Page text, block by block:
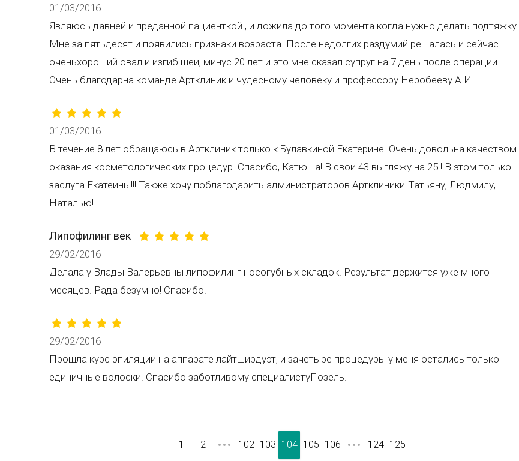
01/03/2016
Являюсь давней и преданной пациенткой , и дожила до того момента когда нужно делать подтяжку.
Мне за пятьдесят и появились признаки возраста. После недолгих раздумий решалась и сейчас
оченьхороший овал и изгиб шеи, минус 20 лет и это мне сказал супруг на 7 день после операции.
Очень благодарна команде Артклиник и чудесному человеку и профессору Неробееву А И.
01/03/2016
В течение 8 лет обращаюсь в Артклиник только к Булавкиной Екатерине. Очень довольна качеством
оказания косметологических процедур. Спасибо, Катюша! В свои 43 выгляжу на 25 ! В этом только
заслуга Екатеины!!! Также хочу поблагодарить администраторов Артклиники-Татьяну, Людмилу,
Наталью!
Липофилинг век
29/02/2016
Делала у Влады Валерьевны липофилинг носогубных складок. Результат держится уже много
месяцев. Рада безумно! Спасибо!
29/02/2016
Прошла курс эпиляции на аппарате лайтширдуэт, и зачетыре процедуры у меня остались только
единичные волоски. Спасибо заботливому специалистуГюзель.
1 2 102 103 104 105 106 124 125